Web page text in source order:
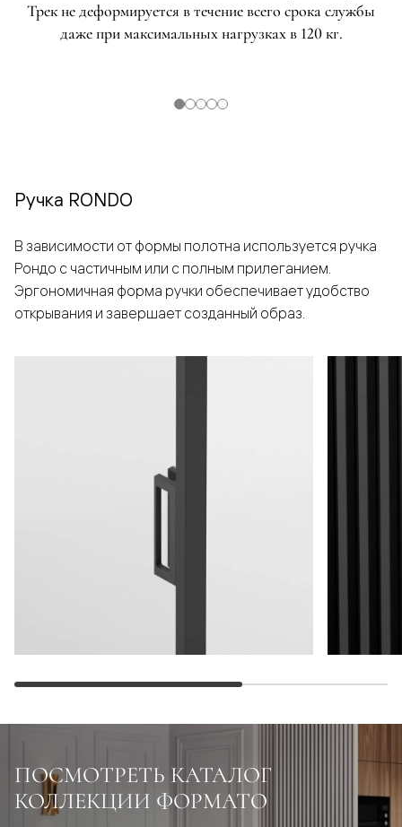
Трек не деформируется в течение всего срока службы
даже при максимальных нагрузках в 120 кг.
Ручка RONDO
В зависимости от формы полотна используется ручка
Рондо с частичным или с полным прилеганием.
Эргономичная форма ручки обеспечивает удобство
открывания и завершает созданный образ.
ПОСМОТРЕТЬ КАТАЛОГ
КОЛЛЕКЦИИ ФОРМАТО